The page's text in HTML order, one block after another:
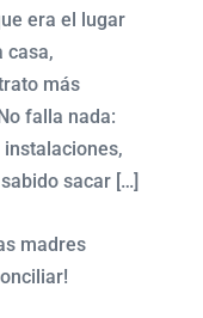
era el lugar
casa,
más
falla nada:
sacar […]
madres